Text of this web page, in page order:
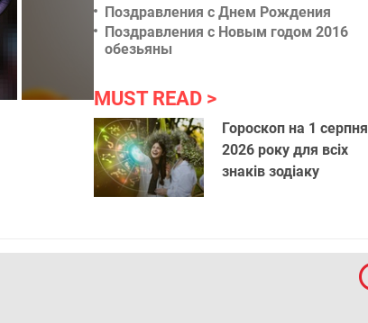
Поздравления с Днем Рождения
Поздравления с Новым годом 2016
обезьяны
MUST READ
Гороскоп на 1 серпня
2026 року для всіх
знаків зодіаку